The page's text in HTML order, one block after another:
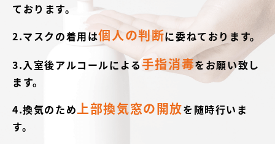
ております。
2.マスクの着用は個人の判断に委ねております。
3.入室後アルコールによる手指消毒をお願い致し
ます。
4.換気のため上部換気窓の開放を随時行いま
す。